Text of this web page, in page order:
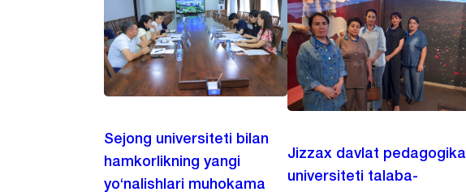
Sejong universiteti bilan
hamkorlikning yangi
yo‘nalishlari muhokama
Jizzax davlat pedagogika
universiteti talaba-